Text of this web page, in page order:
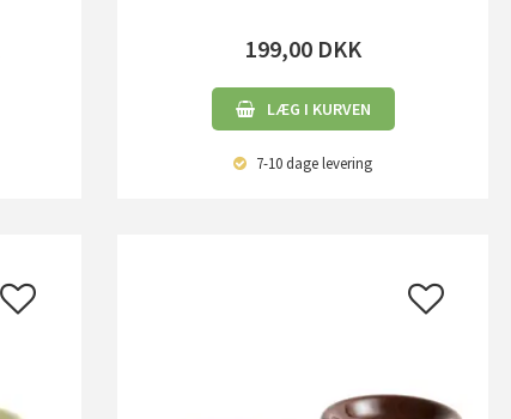
199,00 DKK
LÆG I KURVEN
7-10 dagelevering